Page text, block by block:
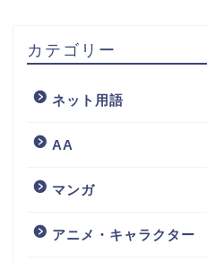
カテゴリー
ネット用語
AA
マンガ
アニメ・キャラクター